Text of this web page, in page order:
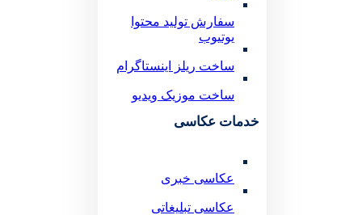
سفارش تولید محتوا
یوتیوب
ساخت ریلز اینستاگرام
ساخت موزیک ویدیو
خدمات عکاسی
عکاسی خبری
عکاسی تبلیغاتی